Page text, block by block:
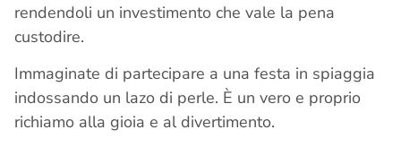
rendendoli un investimento che vale la pena
custodire.
Immaginate di partecipare a una festa in spiaggia
indossando un lazo di perle. È un vero e proprio
richiamo alla gioia e al divertimento.